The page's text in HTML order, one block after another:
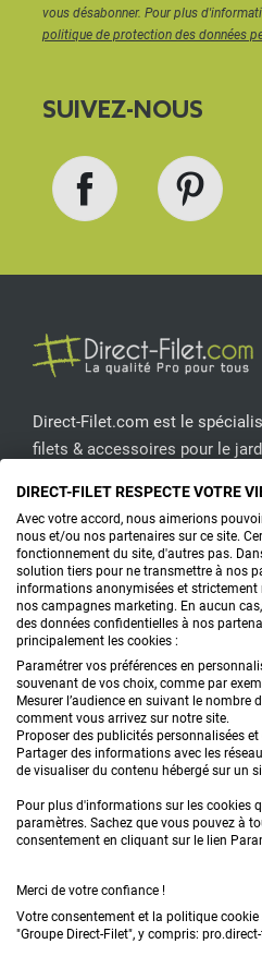
vous désabonner. Pour plus
politique de protection des données
SUIVEZ-NOUS
Direct-Filet.com est le
filets & accessoires pour le
PRODUITS
CONSEILS
FAQ
DEMANDE DE DEVIS
Conditions générales de vente
DIRECT-FILET RESPECTE VOTRE
Avec votre accord, nous aimerions
nous et/ou nos partenaires sur ce site.
fonctionnement du site, d'autres pas.
solution tiers pour ne transmettre à nos
informations anonymisées et strictement
nos campagnes marketing. En aucun
des données confidentielles à nos
principalement les cookies :
Paramétrer vos préférences en
souvenant de vos choix, comme par
Mesurer l’audience en suivant le nombre
comment vous arrivez sur notre site.
Proposer des publicités personnalisées
Partager des informations avec les
de visualiser du contenu hébergé sur un
Pour plus d'informations sur les cookies
paramètres. Sachez que vous pouvez à
consentement en cliquant sur le lien
Merci de votre confiance !
Votre consentement et la politique
"Groupe Direct-Filet", y compris: